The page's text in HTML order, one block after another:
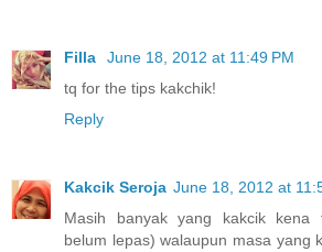
Filla
June 18, 2012 at 11:49 PM
tq for the tips kakchik!
Reply
Kakcik Seroja June 18, 2012 at
Masih banyak yang kakcik kena
belum lepas) walaupun masa yang